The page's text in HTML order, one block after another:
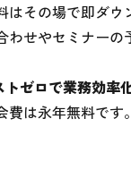
はその場で即ダウ
わせやセミナーの
トゼロで業務効率
は永年無料です。